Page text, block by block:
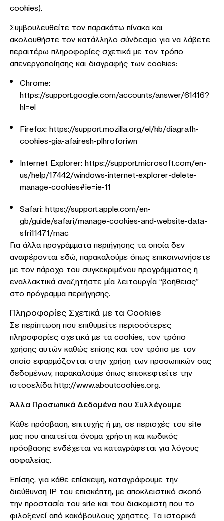
cookies).
Συμβουλευθείτε τον παρακάτω πίνακα και
ακολουθήστε τον κατάλληλο σύνδεσμο για να λάβετε
περαιτέρω πληροφορίες σχετικά με τον τρόπο
απενεργοποίησης και διαγραφής των cookies:
Chrome:
https://support.google.com/accounts/answer/61416?
hl=el
Firefox: https://support.mozilla.org/el/kb/diagrafh-
cookies-gia-afairesh-plhroforiwn
Internet Explorer: https://support.microsoft.com/en-
us/help/17442/windows-internet-explorer-delete-
manage-cookies#ie=ie-11
Safari: https://support.apple.com/en-
gb/guide/safari/manage-cookies-and-website-data-
sfri11471/mac
Για άλλα προγράμματα περιήγησης τα οποία δεν
αναφέρονται εδώ, παρακαλούμε όπως επικοινωνήσετε
με τον πάροχο του συγκεκριμένου προγράμματος ή
εναλλακτικά αναζητήστε μία λειτουργία “βοήθειας”
στο πρόγραμμα περιήγησης.
Πληροφορίες Σχετικά με τα Cookies
Σε περίπτωση που επιθυμείτε περισσότερες
πληροφορίες σχετικά με τα cookies, τον τρόπο
χρήσης αυτών καθώς επίσης και τον τρόπο με τον
οποίο εφαρμόζονται στην χρήση των προσωπικών σας
δεδομένων, παρακαλούμε όπως επισκεφτείτε την
ιστοσελίδα http://www.aboutcookies.org.
Άλλα Προσωπικά Δεδομένα που Συλλέγουμε
Κάθε πρόσβαση, επιτυχής ή μη, σε περιοχές του site
μας που απαιτείται όνομα χρήστη και κωδικός
πρόσβασης ενδέχεται να καταγράφεται για λόγους
ασφαλείας.
Επίσης, για κάθε επίσκεψη, καταγράφουμε την
διεύθυνση IP του επισκέπτη, με αποκλειστικό σκοπό
την προστασία του site και του διακομιστή που το
φιλοξενεί από κακόβουλους χρήστες. Τα ιστορικά